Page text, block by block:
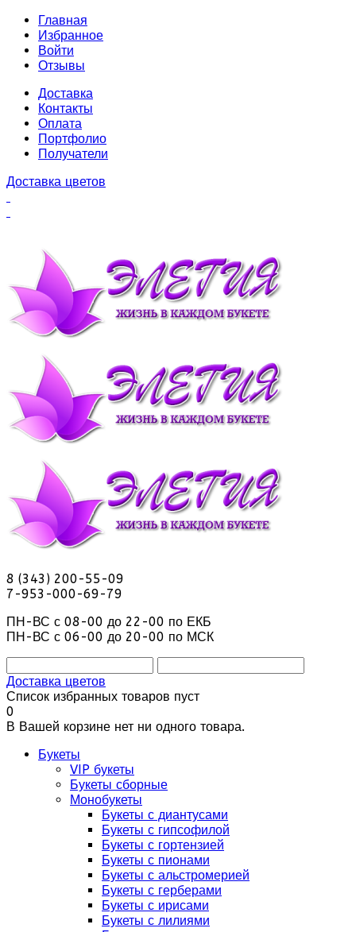
Главная
Избранное
Войти
Отзывы
Доставка
Контакты
Оплата
Портфолио
Получатели
Доставка цветов
8 (343) 200-55-09
7-953-000-69-79
ПН-ВС с 08-00 до 22-00 по ЕКБ
ПН-ВС с 06-00 до 20-00 по МСК
Доставка цветов
Список избранных товаров пуст
0
В Вашей корзине нет ни одного товара.
Букеты
VIP букеты
Букеты сборные
Монобукеты
Букеты с диантусами
Букеты с гипсофилой
Букеты с гортензией
Букеты с пионами
Букеты с альстромерией
Букеты с герберами
Букеты с ирисами
Букеты с лилиями